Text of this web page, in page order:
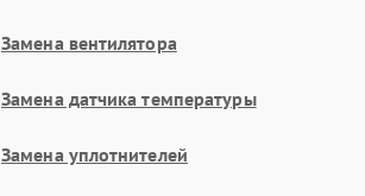
Замена вентилятора
Замена датчика температуры
Замена уплотнителей